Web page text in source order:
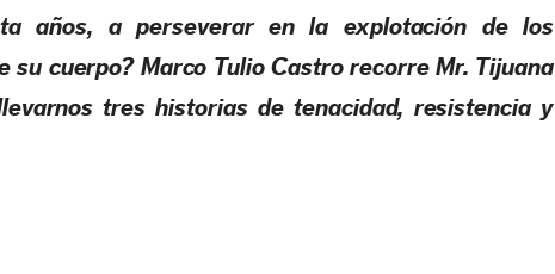
años, a perseverar en la explotación de los
su cuerpo? Marco Tulio Castro recorre Mr. Tijuana
tres historias de tenacidad, resistencia y